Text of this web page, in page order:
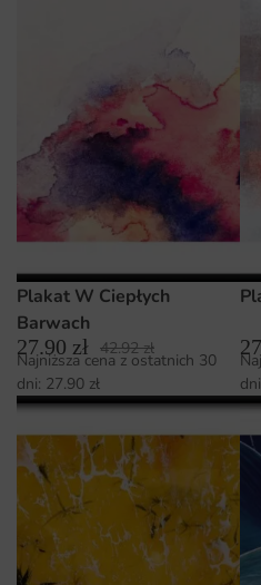
Plakat W Ciepłych
Barwach
27.90 zł 42.92zł
Najniższa cena z ostatnich 30
dni: 27.90 zł